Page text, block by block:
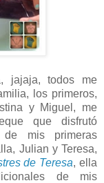
jajaja, todos me
los primeros,
y Miguel, me
que disfrutó
de mis primeras
Julian y Teresa,
de Teresa, ella
de mis